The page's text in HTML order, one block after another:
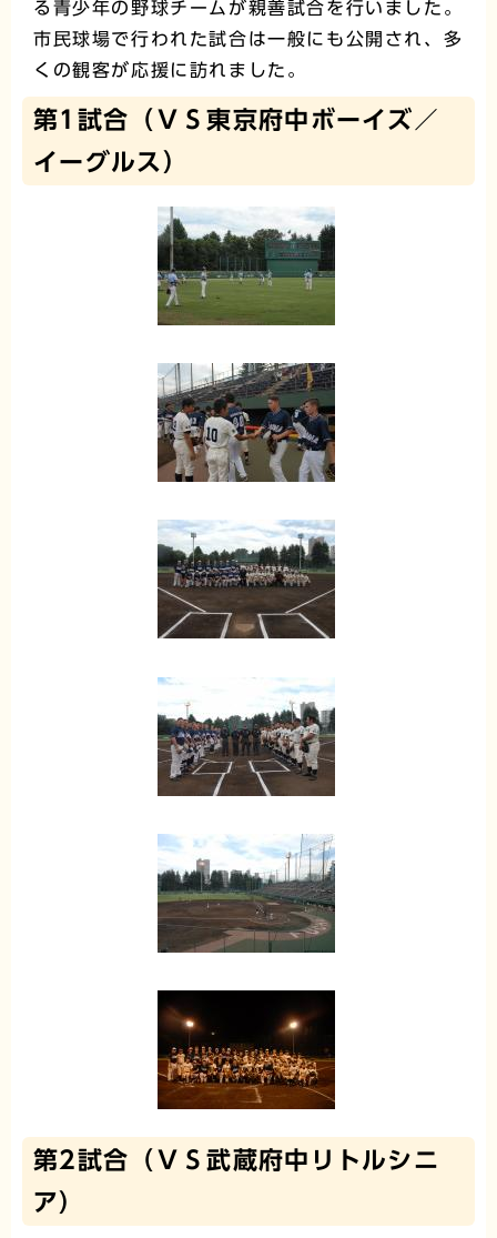
る青少年の野球チームが親善試合を行いました。
市民球場で行われた試合は一般にも公開され、多
くの観客が応援に訪れました。
第1試合（ＶＳ東京府中ボーイズ／
イーグルス）
第2試合（ＶＳ武蔵府中リトルシニ
ア）